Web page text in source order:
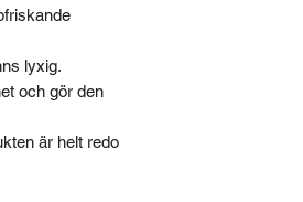
lyxig.
och gör den
är helt redo